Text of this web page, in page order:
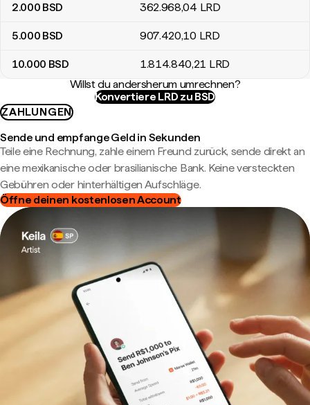
2.000 BSD 362.968,04 LRD
5.000 BSD 907.420,10 LRD
10.000 BSD 1.814.840,21 LRD
Willst du andersherum umrechnen?
Konvertiere LRD zu BSD
ZAHLUNGEN
Sende und empfange Geld in Sekunden
Teile eine Rechnung, zahle einem Freund zurück, sende direkt an
eine mexikanische oder brasilianische Bank. Keine versteckten
Gebühren oder hinterhältigen Aufschläge.
Öffne deinen kostenlosen Account